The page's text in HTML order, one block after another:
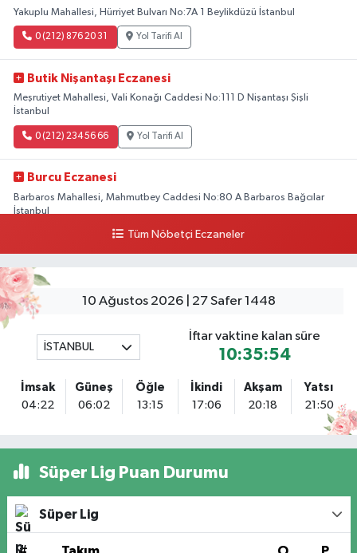
Yakuplu Mahallesi, Hürriyet Bulvarı No:7A 1 Beylikdüzü İstanbul
0 (212) 876 20 31 Yol Tarifi Al
Butik Nişantaşı Eczanesi
Meşrutiyet Mahallesi, Vali Konağı Caddesi No:111 D Nişantaşı Şişli
İstanbul
0 (212) 234 56 66 Yol Tarifi Al
Burcu Eczanesi
Barbaros Mahallesi, Mahmutbey Caddesi No:80 A Barbaros Bağcılar
İstanbul
Yol Tarifi Al
Tuna Tillo Eczanesi
Akşemsettin Mahallesi, Akdeniz Caddesi No:12 A Fatih İstanbul
Tersane İstanbul Eczanesi
Camiikebir Mahallesi Taşkızak Tersanesi Caddesi 6 6B Tersane İstanbul
içerisi ama yol üzerinde
Fetih Mahallesi Hicazkar (Örnek Mah) Sokak Bağkur Sitesi No:10 1A
Yaman Eczanesi
Tüm Nöbetçi Eczaneler
10 Ağustos 2026 | 27 Safer 1448
İSTANBUL
İftar vaktine kalan süre
10:35:53
İmsak
04:22
Güneş
06:02
Öğle
13:15
İkindi
17:06
Akşam
20:18
Yatsı
21:50
Süper Lig Puan Durumu
Süper Lig